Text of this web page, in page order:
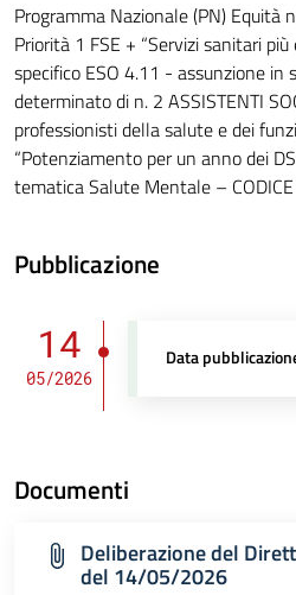
Programma Nazionale (PN)
Priorità 1 FSE + “Servizi sanitari
specifico ESO 4.11 - assunzione in
determinato di n. 2 ASSISTENTI
professionisti della salute e dei
“Potenziamento per un anno dei
tematica Salute Mentale – CODICE
Pubblicazione
14
05/2026
Data
Documenti
Deliberazione del
del 14/05/2026